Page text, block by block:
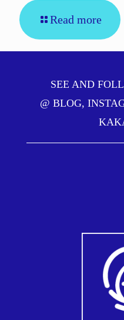
Read more
SEE AND
@ BLOG,